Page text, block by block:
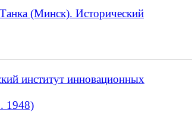
(Минск). Исторический
институт инновационных
1948)